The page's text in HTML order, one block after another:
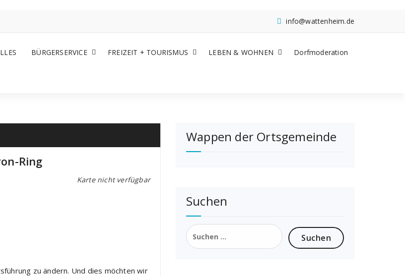
info@wattenheim.de
BÜRGERSERVICE FREIZEIT + TOURISMUS LEBEN & WOHNEN Dorfmoderation
Ring
Karte nicht verfügbar
zu ändern. Und dies möchten wir
Wappen der Ortsgemeinde
Suchen
Suchen
nach: